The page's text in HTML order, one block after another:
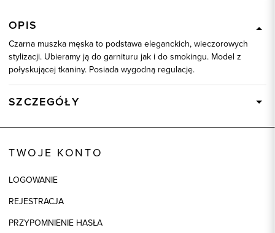
OPIS
Czarna muszka męska to podstawa eleganckich, wieczorowych
stylizacji. Ubieramy ją do garnituru jak i do smokingu. Model z
połyskującej tkaniny. Posiada wygodną regulację.
SZCZEGÓŁY
Kolor
TWOJE KONTO
LOGOWANIE
REJESTRACJA
PRZYPOMNIENIE HASŁA